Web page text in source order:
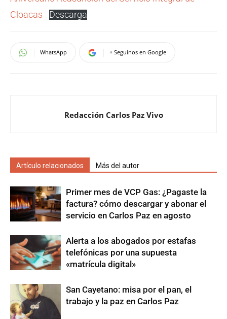
Cloacas
Descarga
WhatsApp + Seguinos en Google
Redacción Carlos Paz Vivo
Artículo relacionados Más del autor
Primer mes de VCP Gas: ¿Pagaste la
factura? cómo descargar y abonar el
servicio en Carlos Paz en agosto
Alerta a los abogados por estafas
telefónicas por una supuesta
«matrícula digital»
San Cayetano: misa por el pan, el
trabajo y la paz en Carlos Paz